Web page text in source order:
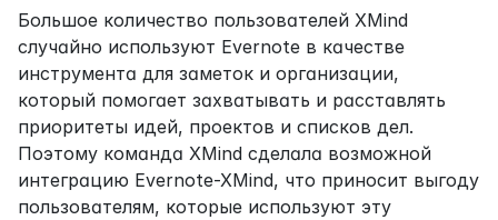
Большое количество пользователей XMind
случайно используют Evernote в качестве
инструмента для заметок и организации,
который помогает захватывать и расставлять
приоритеты идей, проектов и списков дел.
Поэтому команда XMind сделала возможной
интеграцию Evernote-XMind, что приносит выгоду
пользователям, которые используют эту